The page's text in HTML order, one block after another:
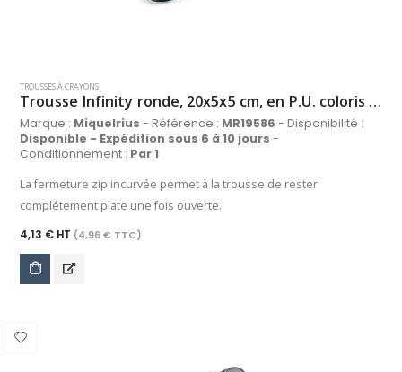
TROUSSES À CRAYONS
Trousse Infinity ronde, 20x5x5 cm, en P.U. coloris bleu pastel
Marque : Miquelrius - Référence : MR19586 - Disponibilité :
Disponible - Expédition sous 6 à 10 jours -
Conditionnement : Par 1
La fermeture zip incurvée permet à la trousse de rester
complétement plate une fois ouverte.
4,13 € HT (4,96 € TTC)